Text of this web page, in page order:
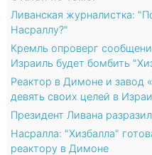
Ливанская журналистка:
Насраллу?"
Кремль опроверг
Израиль будет бомбить
Реактор в Димоне и завод
девять своих целей в
Президент Ливана
Насралла: "Хизбалла"
реактору в Димоне